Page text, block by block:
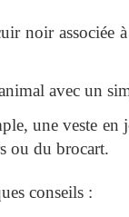
noir associée
avec un
une veste en
ou du brocart.
conseils :